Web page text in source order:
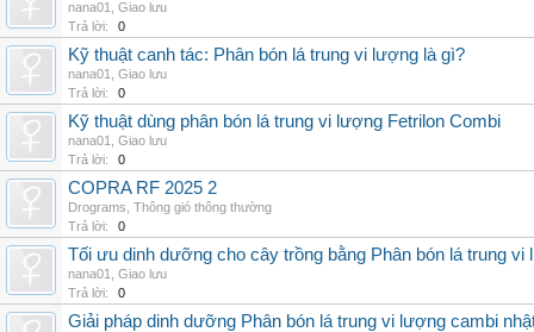
nana01
Giao lưu
Trả lời:
0
Kỹ thuật canh tác: Phân bón lá trung vi lượng là gì?
nana01
Giao lưu
Trả lời:
0
Kỹ thuật dùng phân bón lá trung vi lượng Fetrilon Combi
nana01
Giao lưu
Trả lời:
0
COPRA RF 2025 2
Drograms Thông gió thông thường
Trả lời:
0
Tối ưu dinh dưỡng cho cây trồng bằng Phân bón lá trung vi
nana01
Giao lưu
Trả lời:
0
Giải pháp dinh dưỡng Phân bón lá trung vi lượng cambi